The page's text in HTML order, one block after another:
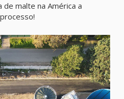
de malte na América a